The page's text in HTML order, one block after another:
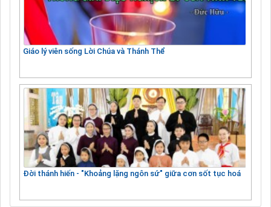
Giáo lý viên sống Lời Chúa và Thánh Thể
Đời thánh hiến - "Khoảng lặng ngôn sứ" giữa cơn sốt tục hoá